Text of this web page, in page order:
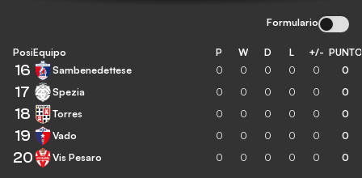
Formulario
Posición
Equipo P W D L +/-
16 Sambenedettese 0 0 0 0 0 0
17 Spezia 0 0 0 0 0 0
18 Torres 0 0 0 0 0 0
19 Vado 0 0 0 0 0 0
20 Vis Pesaro 0 0 0 0 0 0